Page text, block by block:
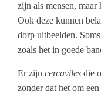
zijn als mensen,
Ook deze kunnen
dorp uitbeelden.
zoals het in goede
Er zijn cercaviles die
zonder dat het om